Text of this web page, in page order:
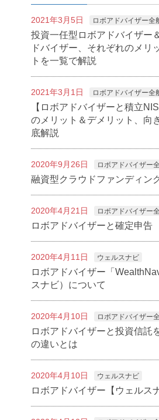
2021年3月5日 ロボアドバイザー全
投資一任型ロボアドバイザー
ドバイザー、それぞれのメリ
トを一覧で解説
2021年3月1日 ロボアドバイザー全
【ロボアドバイザーと積立
のメリット＆デメリット、向
底解説
2020年9月26日 ロボアドバイザー
融資型クラウドファンディン
2020年4月21日 ロボアドバイザー
ロボアドバイザーと確定申告
2020年4月11日 ウェルスナビ
ロボアドバイザー「
スナビ）について
2020年4月10日 ロボアドバイザー
ロボアドバイザーと投資信託
の違いとは
2020年4月10日 ウェルスナビ
ロボアドバイザー【ウェルス